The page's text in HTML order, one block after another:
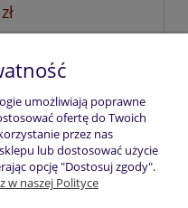
3 »
umożliwiają poprawne
ofertę do Twoich
przez nas
lub dostosować użycie
opcję "Dostosuj zgody".
w naszej Polityce